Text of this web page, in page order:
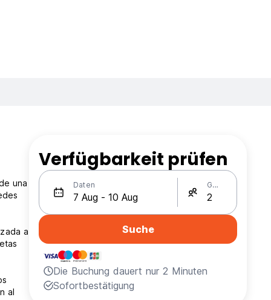
una
a
al
Verfügbarkeit prüfen
Daten Gäste
Suche
Die Buchung dauert nur 2 Minuten
Sofortbestätigung